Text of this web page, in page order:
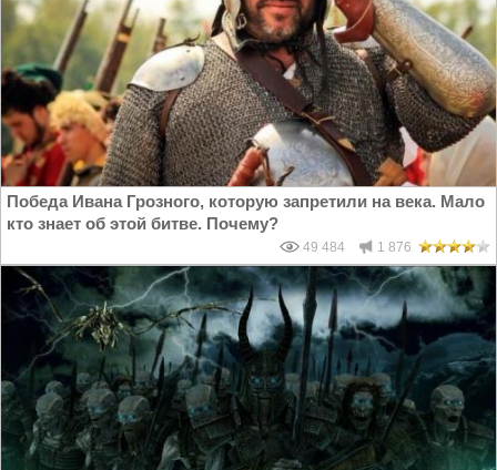
Победа Ивана Грозного, которую запретили на века. Мало
кто знает об этой битве. Почему?
49 484 1 876